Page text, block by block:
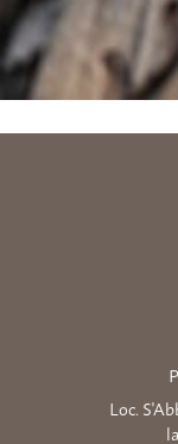
Loc.